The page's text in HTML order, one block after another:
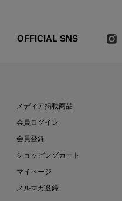
OFFICIAL SNS
メディア掲載商品
会員ログイン
会員登録
ショッピングカート
マイページ
メルマガ登録